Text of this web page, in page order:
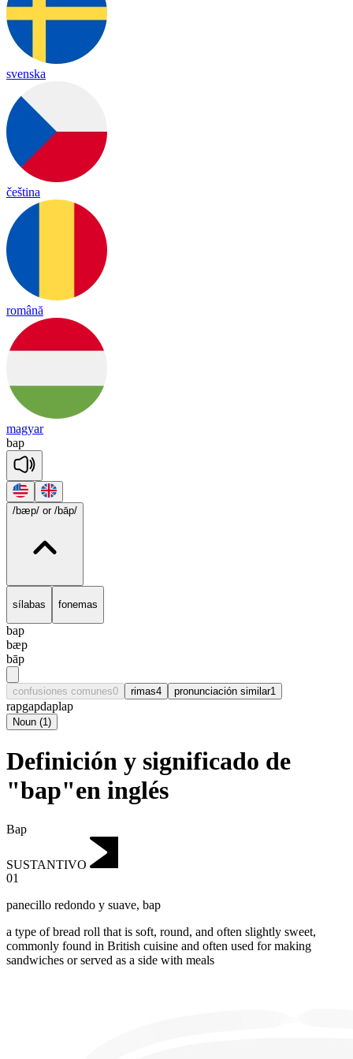
svenska
čeština
română
magyar
bap
/bæp/ or /bāp/
sílabas fonemas
bap
bæp
bāp
confusiones comunes0 rimas4 pronunciación similar1
rapgapdaplap
Noun (1)
Definición y significado de
"bap"en inglés
Bap
SUSTANTIVO
01
panecillo redondo y suave, bap
a type of bread roll that is soft, round, and often slightly sweet,
commonly found in British cuisine and often used for making
sandwiches or served as a side with meals